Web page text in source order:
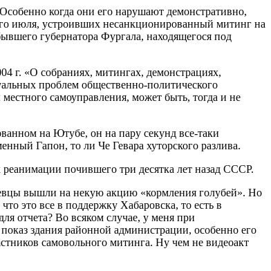
когда они его нарушают демонстративно,
июля, устроивших несанкционированный митинг на
губернатора Фургала, находящегося под
г. «О собраниях, митингах, демонстрациях,
проблем общественно-политического
самоуправления, может быть, тогда и не
на Ютубе, он на пару секунд все-таки
Гапон, то ли Че Гевара хуторского разлива.
почившего три десятка лет назад СССР.
вышли на некую акцию «кормления голубей». Но
это все в поддержку Хабаровска, то есть в
отчета? Во всяком случае, у меня при
здания районной администрации, особенно его
самовольного митинга. Ну чем не видеоакт